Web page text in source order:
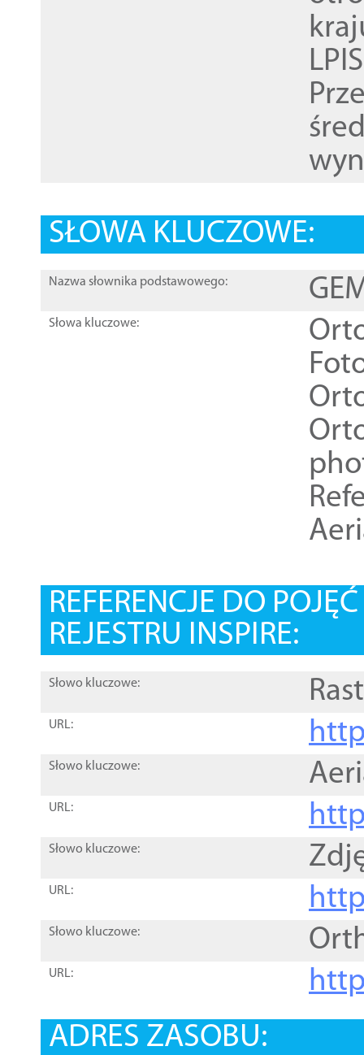
SŁOWA KLUCZOWE:
Nazwa słownika podstawowego:
Słowa kluczowe:
REFERENCJE DO
REJESTRU INSPIRE:
Słowo kluczowe:
URL:
Słowo kluczowe:
URL:
Słowo kluczowe:
URL:
Słowo kluczowe:
URL:
ADRES ZASOBU: